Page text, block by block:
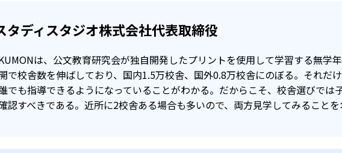
タディスタジオ株式会社代表取締役
は、公文教育研究会が独自開発したプリントを使用して学習する無学
で校舎数を伸ばしており、国内1.5万校舎、国外0.8万校舎にのぼる。それだ
でも指導できるようになっていることがわかる。だからこそ、校舎選びでは
認すべきである。近所に2校舎ある場合も多いので、両方見学してみること